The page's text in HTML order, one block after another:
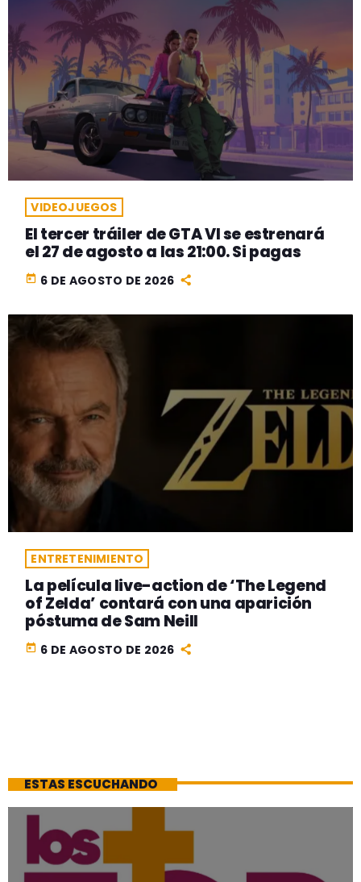
VIDEOJUEGOS
El tercer tráiler de GTA VI se estrenará
el 27 de agosto a las 21:00. Si pagas
today 6 DE AGOSTO DE 2026
ENTRETENIMIENTO
La película live-action de ‘The Legend
of Zelda’ contará con una aparición
póstuma de Sam Neill
today 6 DE AGOSTO DE 2026
ESTAS ESCUCHANDO